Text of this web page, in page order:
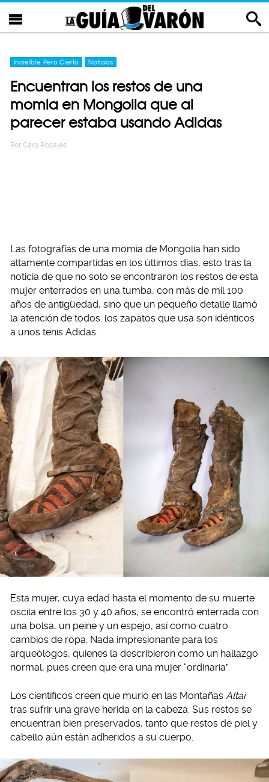
Increíble Pero Cierto Noticias
Encuentran los restos de una
momia en Mongolia que al
parecer estaba usando Adidas
Por Caro Rosales
Las fotografías de una momia de Mongolia han sido
altamente compartidas en los últimos días, esto tras la
noticia de que no solo se encontraron los restos de esta
mujer enterrados en una tumba, con más de mil 100
años de antigüedad, sino que un pequeño detalle llamó
la atención de todos: los zapatos que usa son idénticos
a unos tenis Adidas.
Esta mujer, cuya edad hasta el momento de su muerte
oscila entre los 30 y 40 años, se encontró enterrada con
una bolsa, un peine y un espejo, así como cuatro
cambios de ropa. Nada impresionante para los
arqueólogos, quienes la describieron como un hallazgo
normal, pues creen que era una mujer “ordinaria”.
Los científicos creen que murió en las Montañas Altai
tras sufrir una grave herida en la cabeza. Sus restos se
encuentran bien preservados, tanto que restos de piel y
cabello aún están adheridos a su cuerpo.